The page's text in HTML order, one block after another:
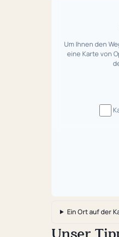
Um Ihnen den
eine Karte von
Ein Ort auf der
Unser